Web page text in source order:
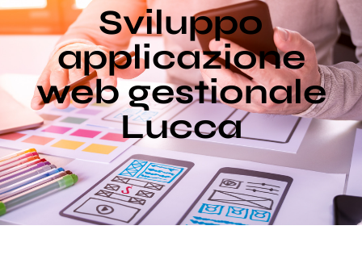
Chi Siamo
Portfolio
Blog
Supporto
Sviluppo
applicazione
web gestionale
Lucca